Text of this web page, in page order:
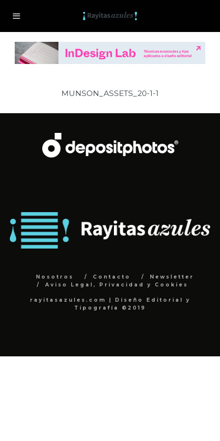
MUNSON_ASSETS_20-1-1
Nosotros Contacto
Newsletter
Aviso Legal, Privacidad y Cookies
rayitasazules.com | Diseño Editorial y
Tipografía ©2019